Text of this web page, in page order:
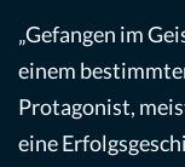
„Gefangen im
einem
Protagonist,
eine